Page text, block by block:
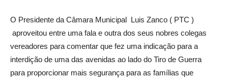
O Presidente da Câmara Municipal Luis Zanco ( PTC )
aproveitou entre uma fala e outra dos seus nobres colegas
vereadores para comentar que fez uma indicação para a
interdição de uma das avenidas ao lado do Tiro de Guerra
para proporcionar mais segurança para as famílias que